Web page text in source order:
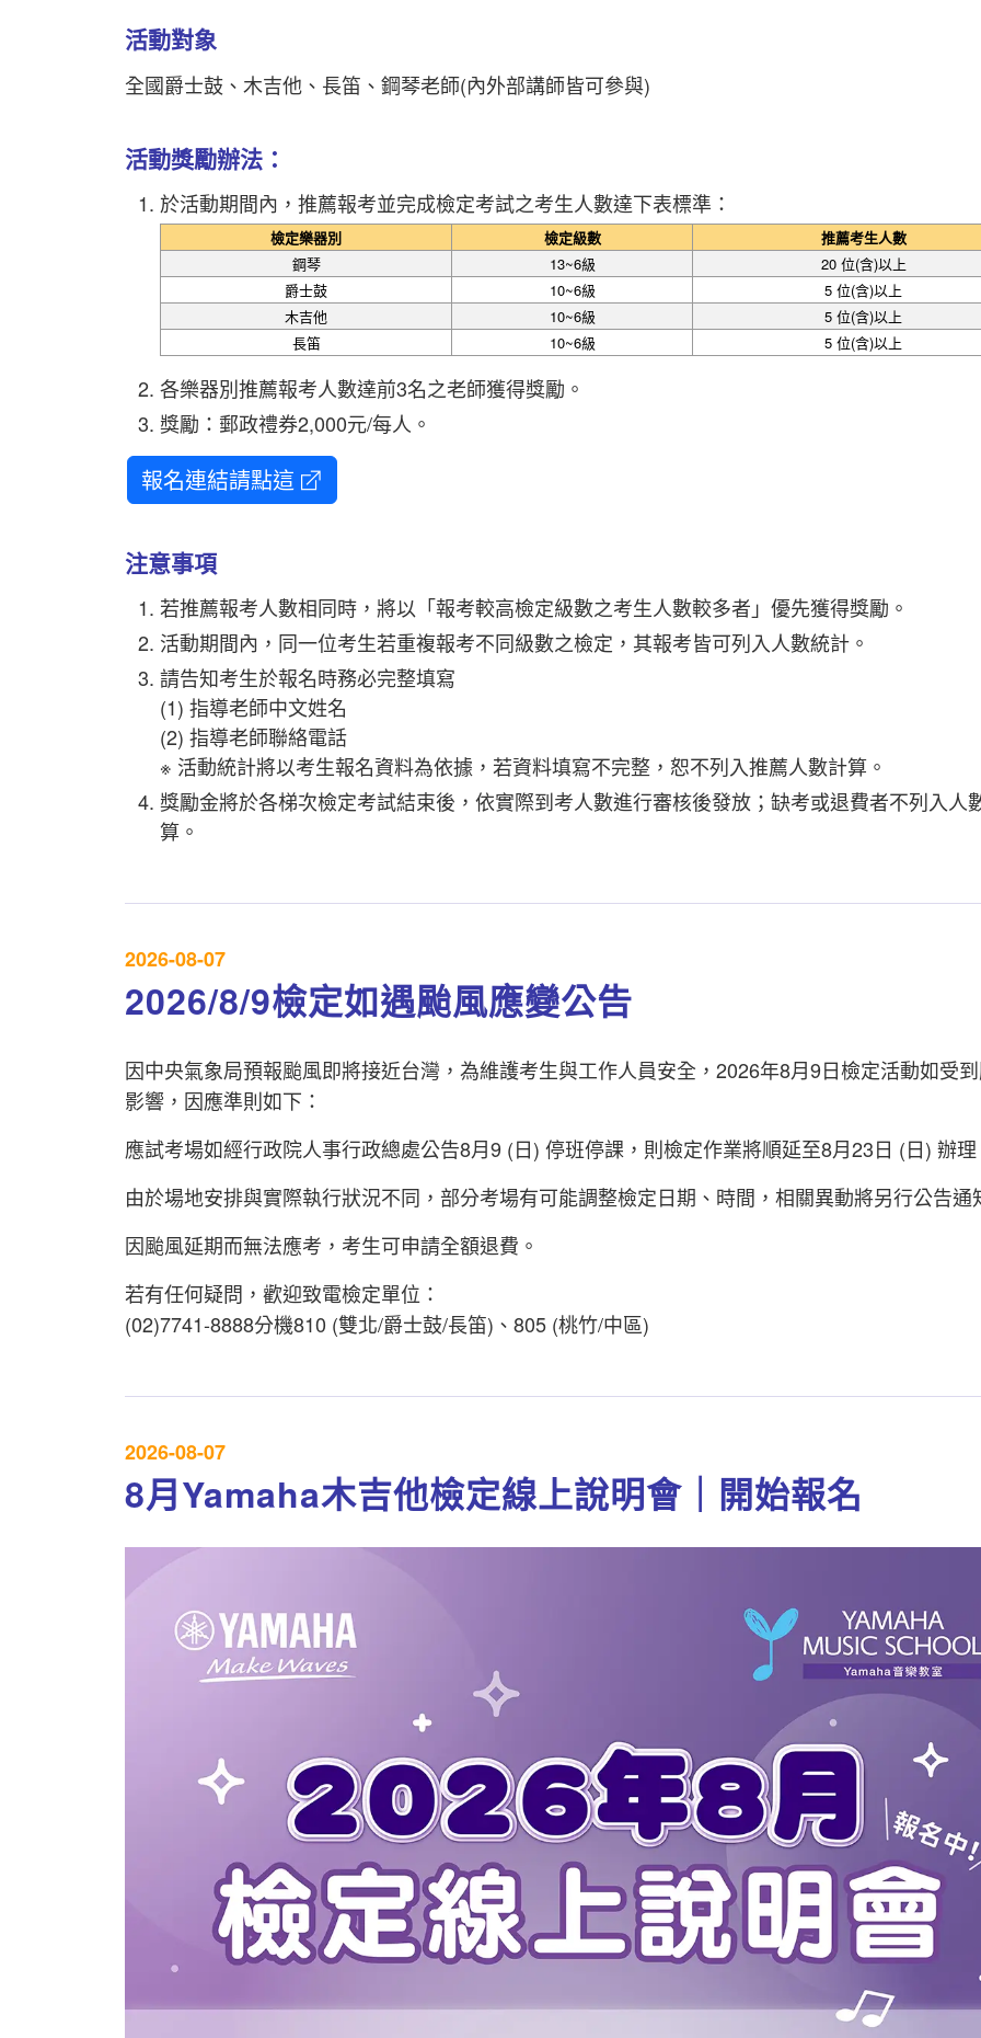
活動對象
全國爵士鼓、木吉他、長笛、鋼琴老師(內外部講師皆可參與)
活動獎勵辦法：
於活動期間內，推薦報考並完成檢定考試之考生人數達下表標準：
檢定樂器別 檢定級數
推薦考生人數
鋼琴
13~6級
20 位(含)以上
爵士鼓
10~6級
5 位(含)以上
木吉他
10~6級
5 位(含)以上
長笛
10~6級 5 位(含)以上
各樂器別推薦報考人數達前3名之老師獲得獎勵。
獎勵：郵政禮券2,000元/每人。
報名連結請點這
注意事項
若推薦報考人數相同時，將以「報考較高檢定級數之考生人數較多者」優先獲得獎勵。
活動期間內，同一位考生若重複報考不同級數之檢定，其報考皆可列入人數統計。
請告知考生於報名時務必完整填寫
(1) 指導老師中文姓名
(2) 指導老師聯絡電話
※ 活動統計將以考生報名資料為依據，若資料填寫不完整，恕不列入推薦人數計算。
獎勵金將於各梯次檢定考試結束後，依實際到考人數進行審核後發放；缺考或退費者不列入人
算。
2026-08-07
2026/8/9檢定如遇颱風應變公告
因中央氣象局預報颱風即將接近台灣，為維護考生與工作人員安全，2026年8月9日檢定活動如受
影響，因應準則如下：
應試考場如經行政院人事行政總處公告8月9 (日) 停班停課，則檢定作業將順延至8月23日 (日) 辦
由於場地安排與實際執行狀況不同，部分考場有可能調整檢定日期、時間，相關異動將另行公告通
因颱風延期而無法應考，考生可申請全額退費。
若有任何疑問，歡迎致電檢定單位：
(02)7741-8888分機810 (雙北/爵士鼓/長笛)、805 (桃竹/中區)
2026-08-07
8月Yamaha木吉他檢定線上說明會｜開始報名